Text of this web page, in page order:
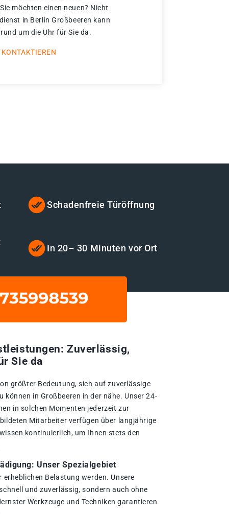
möchten einen neuen? Nicht
in Berlin Großbeeren kann
um die Uhr für Sie da.
Schadenfreie Türöffnung
In 20– 30 Minuten vor Ort
Zuverlässig,
Sie da
größter Bedeutung, sich auf zuverlässige
können in Großbeeren in der nähe. Unser 24-
in solchen Momenten jederzeit zur
Mitarbeiter verfügen über langjährige
kontinuierlich, um Ihnen stets den
Unser Spezialgebiet
erheblichen Belastung werden. Unsere
und zuverlässig, sondern auch ohne
Werkzeuge und Techniken garantieren